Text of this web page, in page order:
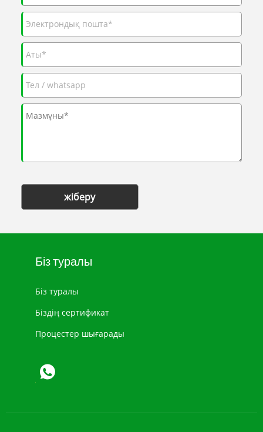
жіберу
Біз туралы
Біз туралы
Біздің сертификат
Процестер шығарады